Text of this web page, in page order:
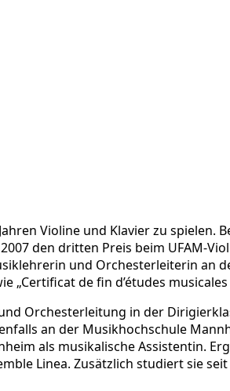
Violine und Klavier zu spielen.
den dritten Preis beim UFAM-
und Orchesterleiterin an
„Certificat de fin d’études musicales
Orchesterleitung in der
an der Musikhochschule
als musikalische Assistentin.
Linea. Zusätzlich studiert sie